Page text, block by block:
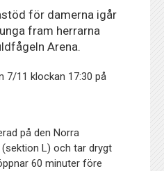
för damerna igår
fram herrarna
Arena.
7/11 klockan 17:30 på
på den Norra
L) och tar drygt
60 minuter före